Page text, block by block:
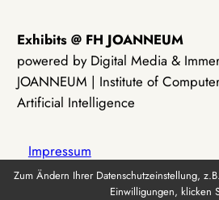
Exhibits @ FH JOANNEUM
powered by Digital Media &
JOANNEUM | Institute of
Artificial Intelligence
Impressum
Zum Ändern Ihrer Datenschutzeinstellung,
Einwilligungen, klicken